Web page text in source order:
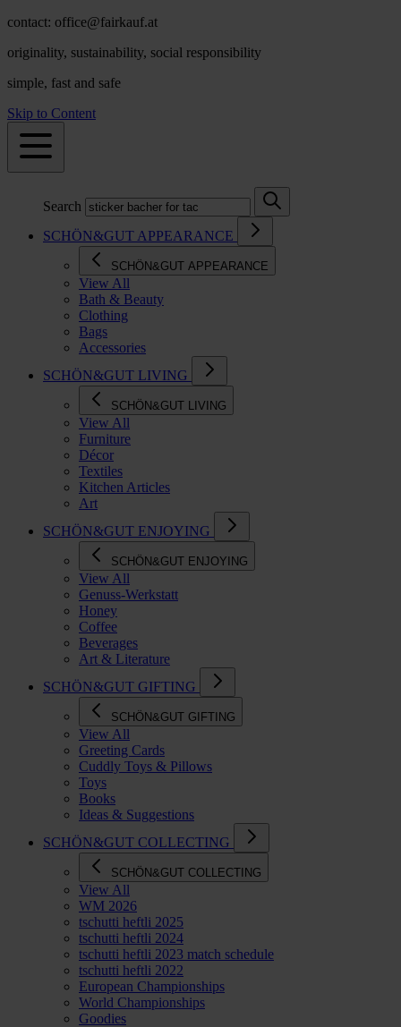
contact: office@fairkauf.at
originality, sustainability, social responsibility
simple, fast and safe
Skip to Content
Search
SCHÖN&GUT APPEARANCE
SCHÖN&GUT APPEARANCE
View All
Bath & Beauty
Clothing
Bags
Accessories
SCHÖN&GUT LIVING
SCHÖN&GUT LIVING
View All
Furniture
Décor
Textiles
Kitchen Articles
Art
SCHÖN&GUT ENJOYING
SCHÖN&GUT ENJOYING
View All
Genuss-Werkstatt
Honey
Coffee
Beverages
Art & Literature
SCHÖN&GUT GIFTING
SCHÖN&GUT GIFTING
View All
Greeting Cards
Cuddly Toys & Pillows
Toys
Books
Ideas & Suggestions
SCHÖN&GUT COLLECTING
SCHÖN&GUT COLLECTING
View All
WM 2026
tschutti heftli 2025
tschutti heftli 2024
tschutti heftli 2023 match schedule
tschutti heftli 2022
European Championships
World Championships
Goodies